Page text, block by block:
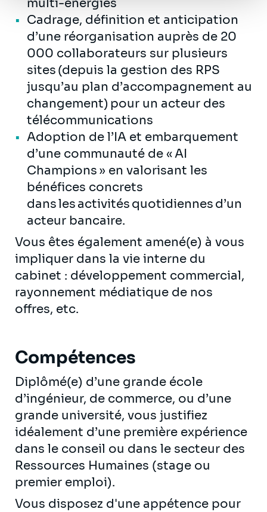
multi-énergies
Cadrage, définition et anticipation
d’une réorganisation auprès de 20
000 collaborateurs sur plusieurs
sites (depuis la gestion des RPS
jusqu’au plan d’accompagnement au
changement) pour un acteur des
télécommunications
Adoption de l’IA et embarquement
d’une communauté de « AI
Champions » en valorisant les
bénéfices concrets
dans les activités quotidiennes d’un
acteur bancaire.
Vous êtes également amené(e) à vous
impliquer dans la vie interne du
cabinet : développement commercial,
rayonnement médiatique de nos
offres, etc.
Compétences
Diplômé(e) d’une grande école
d’ingénieur, de commerce, ou d’une
grande université, vous justifiez
idéalement d’une première expérience
dans le conseil ou dans le secteur des
Ressources Humaines (stage ou
premier emploi).
Vous disposez d'une appétence pour